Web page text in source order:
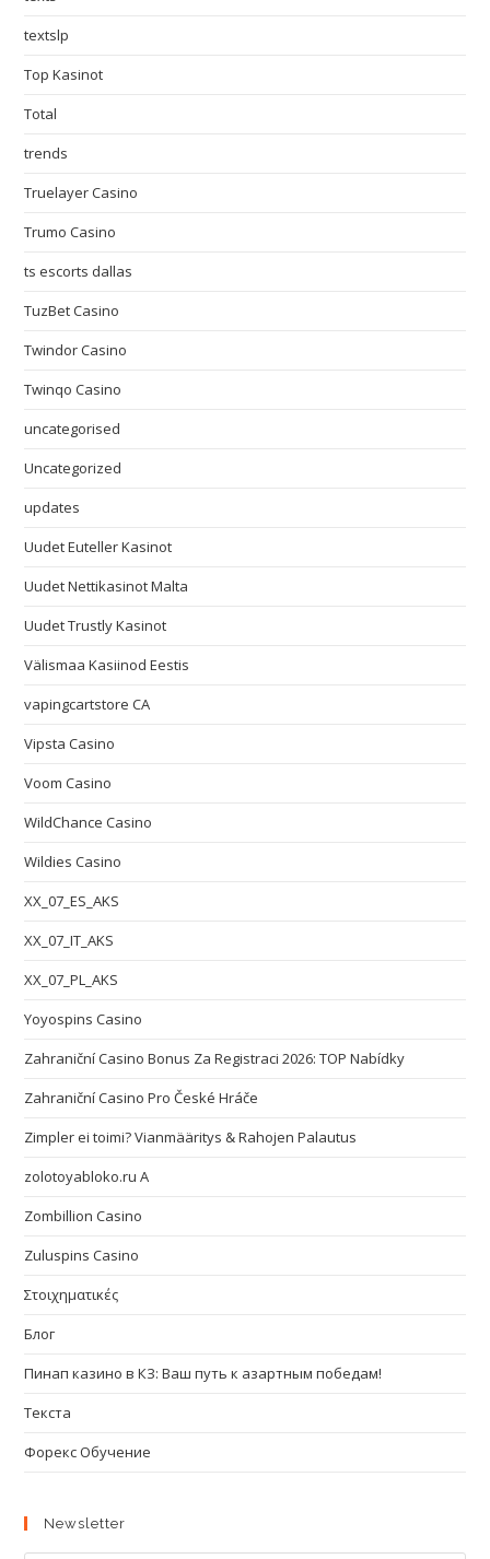
textslp
Top Kasinot
Total
trends
Truelayer Casino
Trumo Casino
ts escorts dallas
TuzBet Casino
Twindor Casino
Twinqo Casino
uncategorised
Uncategorized
updates
Uudet Euteller Kasinot
Uudet Nettikasinot Malta
Uudet Trustly Kasinot
Välismaa Kasiinod Eestis
vapingcartstore CA
Vipsta Casino
Voom Casino
WildChance Casino
Wildies Casino
XX_07_ES_AKS
XX_07_IT_AKS
XX_07_PL_AKS
Yoyospins Casino
Zahraniční Casino Bonus Za Registraci 2026: TOP Nabídky
Zahraniční Casino Pro České Hráče
Zimpler ei toimi? Vianmääritys & Rahojen Palautus
zolotoyabloko.ru A
Zombillion Casino
Zuluspins Casino
Στοιχηματικές
Блог
Пинап казино в КЗ: Ваш путь к азартным победам!
Текста
Форекс Обучение
Newsletter